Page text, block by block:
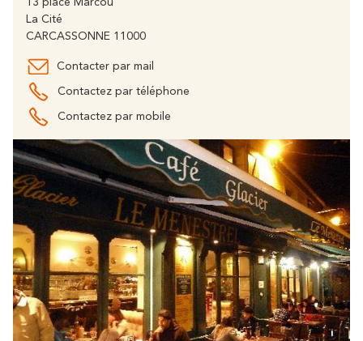
Le Canal du Midi
Autour de Carcassonne
Là où la diversitérésonne
Et aussi...
FAQ
13 place Marcou
La Cité
CARCASSONNE 11000
Contacter par mail
Contactez par téléphone
Contactez par mobile